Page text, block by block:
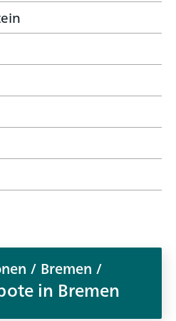
/ Bremen /
in Bremen